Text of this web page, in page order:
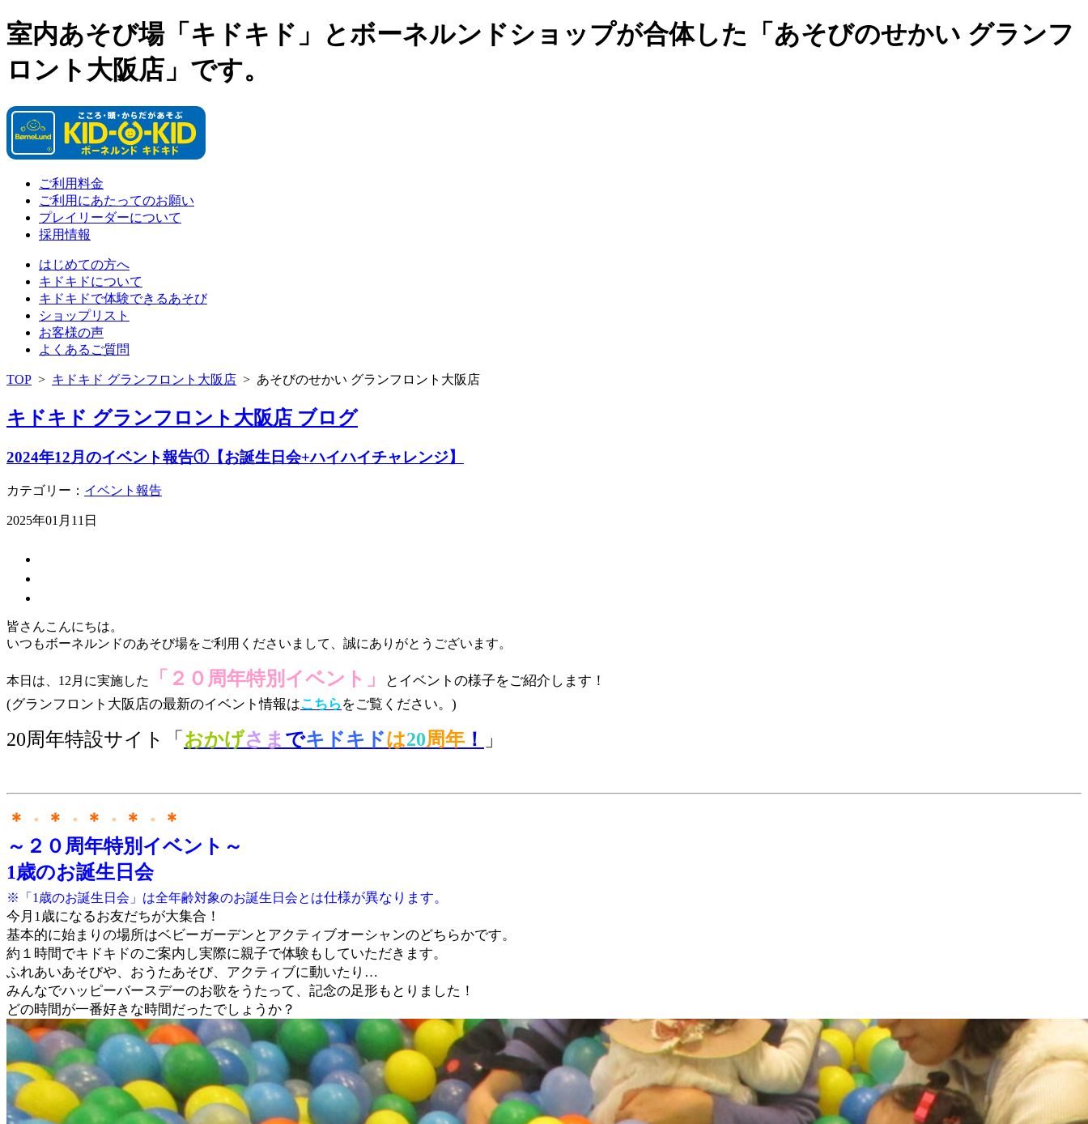
室内あそび場「キドキド」とボーネルンドショップが合体した「あそびのせかい グランフ
ロント大阪店」です。
ご利用料金
ご利用にあたってのお願い
プレイリーダーについて
採用情報
はじめての方へ
キドキドについて
キドキドで体験できるあそび
ショップリスト
お客様の声
よくあるご質問
TOP > キドキド グランフロント大阪店 > あそびのせかい グランフロント大阪店
キドキド グランフロント大阪店 ブログ
2024年12月のイベント報告①【お誕生日会+ハイハイチャレンジ】
カテゴリー： イベント報告
2025年01月11日
皆さんこんにちは。
いつもボーネルンドのあそび場をご利用くださいまして、誠にありがとうございます。
本日は、12月に実施した 「２０周年特別イベント」
とイベントの様子をご紹介します！
(グランフロント大阪店の最新のイベント情報はこちら をご覧ください。)
20周年特設サイト「 おかげさま でキドキドは20周年 ！ 」
＊ ・ ＊ ・ ＊ ・ ＊ ・
＊
～２０周年特別イベント～
1歳のお誕生日会
※「1歳のお誕生日会」は全年齢対象のお誕生日会とは仕様が異なります。
今月1歳になるお友だちが大集合！
基本的に始まりの場所はベビーガーデンとアクティブオーシャンのどちらかです。
約１時間でキドキドのご案内し実際に親子で体験もしていただきます。
ふれあいあそびや、おうたあそび、アクティブに動いたり…
みんなでハッピーバースデーのお歌をうたって、記念の足形もとりました！
どの時間が一番好きな時間だったでしょうか？